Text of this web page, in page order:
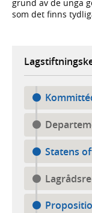
grund av de unga
som det finns
Statens